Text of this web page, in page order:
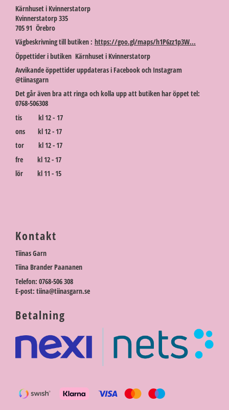
Kärnhuset i Kvinnerstatorp
Kvinnerstatorp 335
705 91 Örebro
Vägbeskrivning till butiken : https://goo.gl/maps/h1P6zz1p3W...
Öppettider i butiken Kärnhuset i Kvinnerstatorp
Avvikande öppettider uppdateras i Facebook och Instagram
@tiinasgarn
Det går även bra att ringa och kolla upp att butiken har öppet tel:
0768-506308
tis kl 12 - 17
ons kl 12 - 17
tor kl 12 - 17
fre kl 12 - 17
lör kl 11 - 15
Kontakt
Tiinas Garn
Tiina Brander Paananen
Telefon: 0768-506 308
E-post: tiina@tiinasgarn.se
Betalning